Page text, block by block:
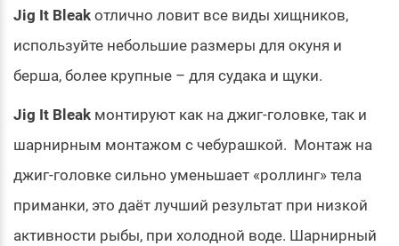
Jig It Bleak отлично ловит все виды хищников,
используйте небольшие размеры для окуня и
берша, более крупные – для судака и щуки.
Jig It Bleak монтируют как на джиг-головке, так и
шарнирным монтажом с чебурашкой. Монтаж на
джиг-головке сильно уменьшает «роллинг» тела
приманки, это даёт лучший результат при низкой
активности рыбы, при холодной воде. Шарнирный